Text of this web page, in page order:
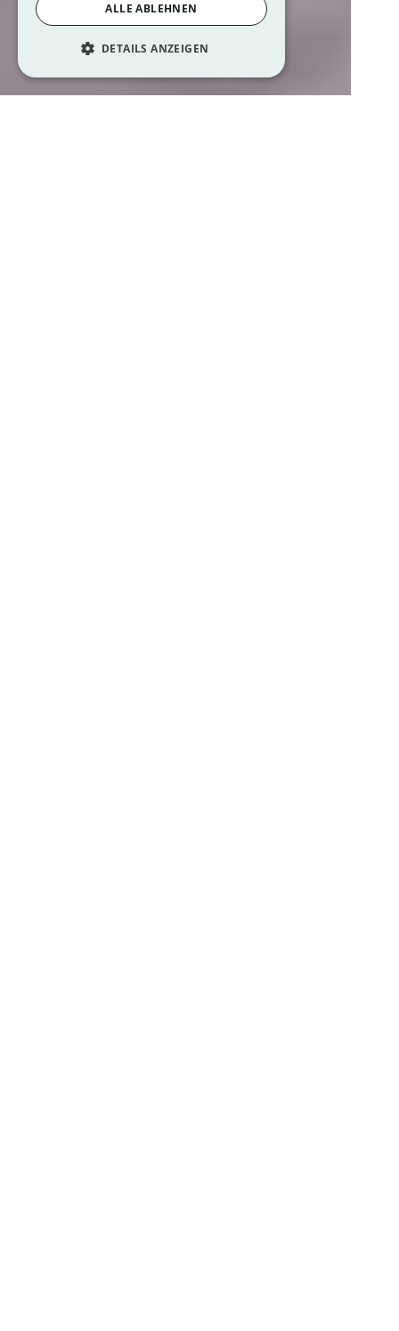
ALLE ABLEHNEN
DETAILS ANZEIGEN